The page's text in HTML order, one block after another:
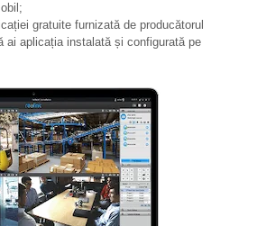
gratuite furnizată de producătorul
ai aplicația instalată și configurată pe